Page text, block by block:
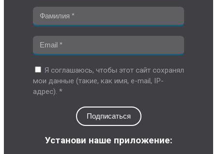
Я соглашаюсь, чтобы этот сайт сохранял
мои данные (такие, как имя, e-mail, IP-
адрес). *
Подписаться
Установи наше приложение: